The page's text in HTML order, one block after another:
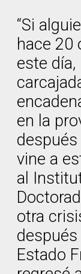
“Si
hace 20
este
en la
vine a
al
otra
Estado